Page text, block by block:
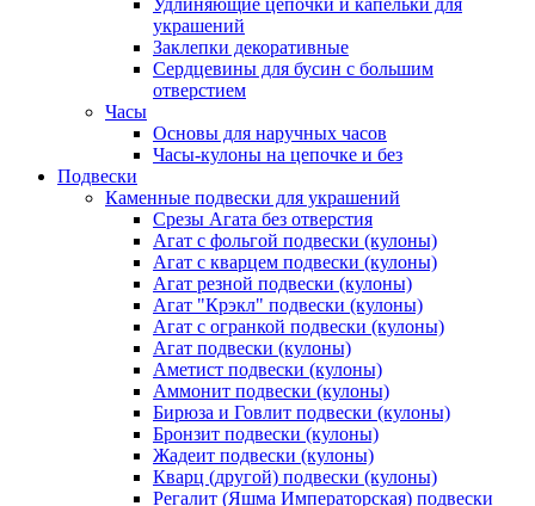
Удлиняющие цепочки и капельки для
украшений
Заклепки декоративные
Сердцевины для бусин с большим
отверстием
Часы
Основы для наручных часов
Часы-кулоны на цепочке и без
Подвески
Каменные подвески для украшений
Срезы Агата без отверстия
Агат с фольгой подвески (кулоны)
Агат с кварцем подвески (кулоны)
Агат резной подвески (кулоны)
Агат "Крэкл" подвески (кулоны)
Агат с огранкой подвески (кулоны)
Агат подвески (кулоны)
Аметист подвески (кулоны)
Аммонит подвески (кулоны)
Бирюза и Говлит подвески (кулоны)
Бронзит подвески (кулоны)
Жадеит подвески (кулоны)
Кварц (другой) подвески (кулоны)
Регалит (Яшма Императорская) подвески